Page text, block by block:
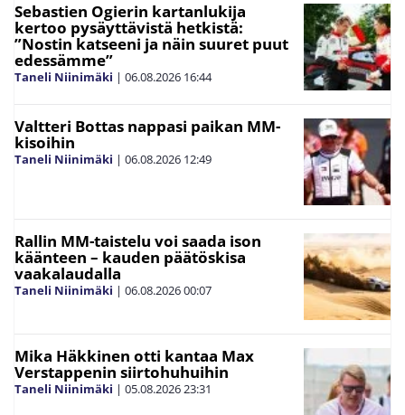
Sebastien Ogierin kartanlukija
kertoo pysäyttävistä hetkistä:
”Nostin katseeni ja näin suuret puut
edessämme”
Taneli Niinimäki | 06.08.2026 16:44
Valtteri Bottas nappasi paikan MM-
kisoihin
Taneli Niinimäki | 06.08.2026 12:49
Rallin MM-taistelu voi saada ison
käänteen – kauden päätöskisa
vaakalaudalla
Taneli Niinimäki | 06.08.202600:07
Mika Häkkinen otti kantaa Max
Verstappenin siirtohuhuihin
Taneli Niinimäki | 05.08.202623:31